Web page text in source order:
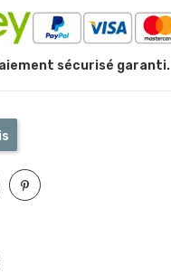
sécurisé garanti.